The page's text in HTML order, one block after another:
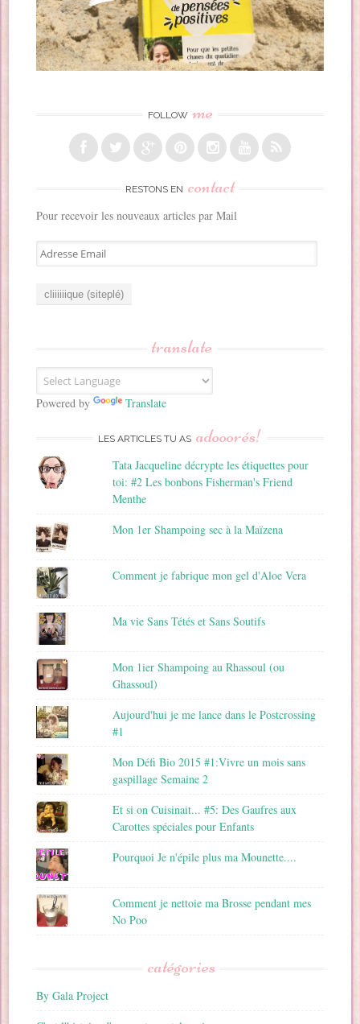
FOLLOW me
RESTONS EN contact
Pour recevoir les nouveaux articles par Mail
A
d
E
m
a
translate
Powered by Translate
LES ARTICLES TU AS adooorés!
Tata Jacqueline décrypte les étiquettes pour
toi: #2 Les bonbons Fisherman's Friend
Menthe
Mon 1er Shampoing sec à la Maïzena
Comment je fabrique mon gel d'Aloe Vera
Ma vie Sans Tétés et Sans Soutifs
Mon 1ier Shampoing au Rhassoul (ou
Ghassoul)
Aujourd'hui je me lance dans le Postcrossing
#1
Mon Défi Bio 2015 #1:Vivre un mois sans
gaspillage Semaine 2
Et si on Cuisinait... #5: Des Gaufres aux
Carottes spéciales pour Enfants
Pourquoi Je n'épile plus ma Mounette....
Comment je nettoie ma Brosse pendant mes
No Poo
catégories
By Gala Project